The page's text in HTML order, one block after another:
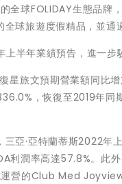
全球FOLIDAY生態品牌
球旅遊度假精品，並通
半年業績預告，進一步
星旅文預期營業額同比
，恢復至2019年同
三亞·亞特蘭蒂斯2022
利潤率高達57.8%。
營的Club Med